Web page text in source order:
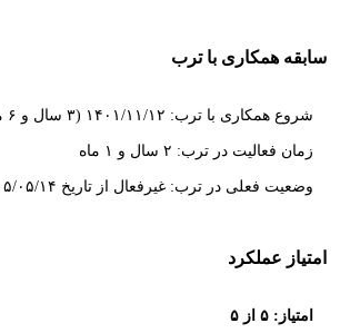
سابقه همکاری با ترب
شروع همکاری با ترب: ۱۴۰۱/۱۱/۱۲ (۳ سال و ۶ ماه پیش)
زمان فعالیت در ترب: ۲ سال و ۱ ماه
وضعیت فعلی در ترب: غیرفعال از تاریخ ۱۴۰۵/۰۵/۱۴ (دیروز)
امتیاز عملکرد
امتیاز: ۵ از ۵